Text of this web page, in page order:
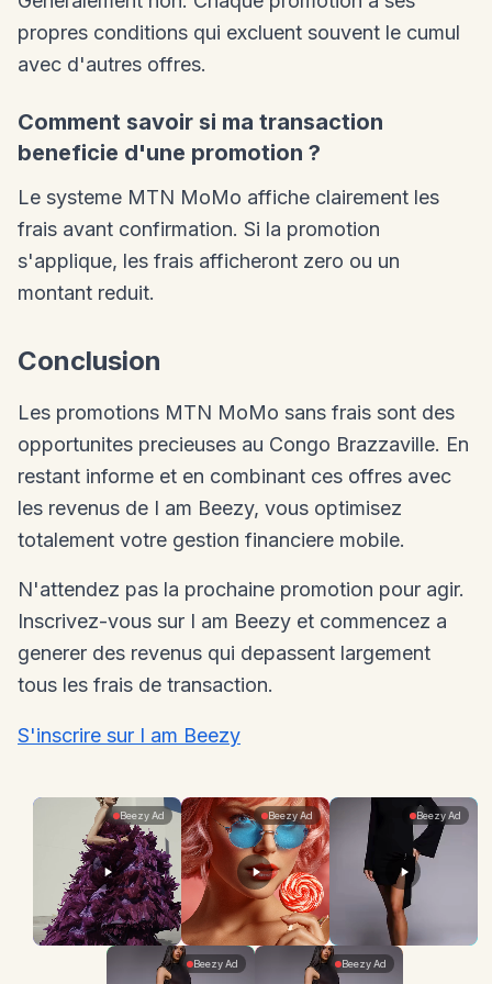
propres conditions qui excluent souvent le cumul
avec d'autres offres.
Comment savoir si ma transaction
beneficie d'une promotion ?
Le systeme MTN MoMo affiche clairement les
frais avant confirmation. Si la promotion
s'applique, les frais afficheront zero ou un
montant reduit.
Conclusion
Les promotions MTN MoMo sans frais sont des
opportunites precieuses au Congo Brazzaville. En
restant informe et en combinant ces offres avec
les revenus de I am Beezy, vous optimisez
totalement votre gestion financiere mobile.
N'attendez pas la prochaine promotion pour agir.
Inscrivez-vous sur I am Beezy et commencez a
generer des revenus qui depassent largement
tous les frais de transaction.
S'inscrire sur I am Beezy